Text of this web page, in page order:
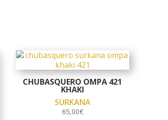
CHUBASQUERO OMPA 421
KHAKI
SURKANA
65,00€